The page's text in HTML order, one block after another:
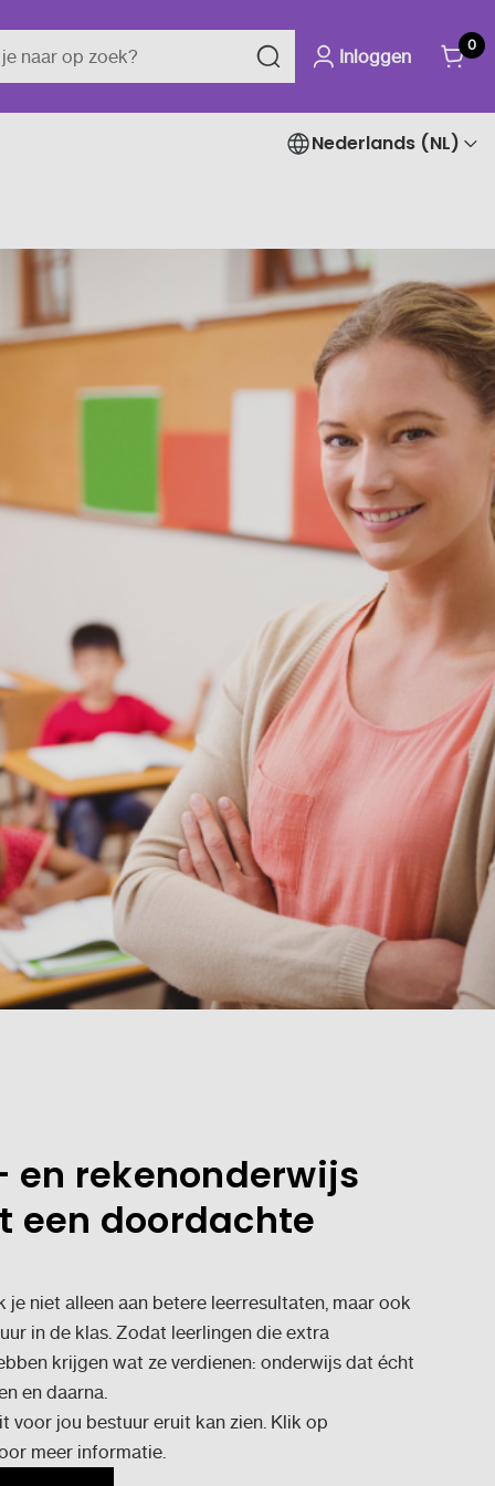
Inloggen
0
Nederlands (NL)
en rekenonderwijs
een doordachte
je niet alleen aan betere leerresultaten, maar ook
in de klas. Zodat leerlingen die extra
krijgen wat ze verdienen: onderwijs dat écht
en daarna.
voor jou bestuur eruit kan zien. Klik op
meer informatie.